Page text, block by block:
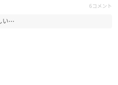
6コメント
い⋯